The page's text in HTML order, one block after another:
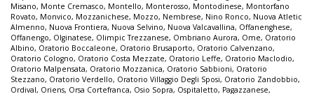
Misano, Monte Cremasco, Montello, Monterosso, Montodinese, Montorfano
Rovato, Monvico, Mozzanichese, Mozzo, Nembrese, Nino Ronco, Nuova Atletic
Almenno, Nuova Frontiera, Nuova Selvino, Nuova Valcavallina, Offanenghese,
Offanengo, Olginatese, Olimpic Trezzanese, Ombriano Aurora, Ome, Oratorio
Albino, Oratorio Boccaleone, Oratorio Brusaporto, Oratorio Calvenzano,
Oratorio Cologno, Oratorio Costa Mezzate, Oratorio Leffe, Oratorio Maclodio,
Oratorio Malpensata, Oratorio Mozzanica, Oratorio Sabbioni, Oratorio
Stezzano, Oratorio Verdello, Oratorio Villaggio Degli Sposi, Oratorio Zandobbio,
Ordival, Oriens, Orsa Cortefranca, Osio Sopra, Ospitaletto, Pagazzanese,